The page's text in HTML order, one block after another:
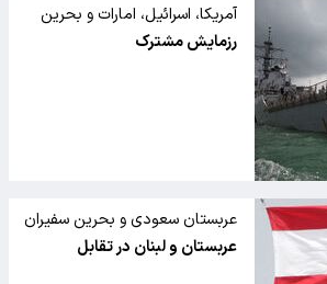
آمریکا، اسرائیل، امارات و بحرین
رزمایش مشترک دریایی خود را در
رزمایش مشترک
عربستان سعودی و بحرین سفیران
لبنان را اخراج کردند
عربستان و لبنان در تقابل